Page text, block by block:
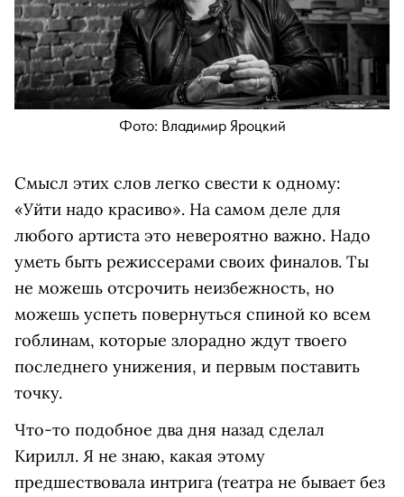
Фото: Владимир Яроцкий
Смысл этих слов легко свести к одному:
«Уйти надо красиво». На самом деле для
любого артиста это невероятно важно. Надо
уметь быть режиссерами своих финалов. Ты
не можешь отсрочить неизбежность, но
можешь успеть повернуться спиной ко всем
гоблинам, которые злорадно ждут твоего
последнего унижения, и первым поставить
точку.
Что-то подобное два дня назад сделал
Кирилл. Я не знаю, какая этому
предшествовала интрига (театра не бывает без